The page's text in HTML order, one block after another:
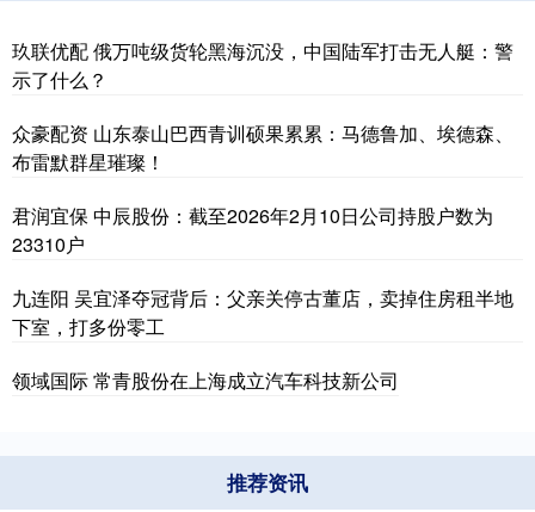
玖联优配 俄万吨级货轮黑海沉没，中国陆军打击无人艇：警
示了什么？
众豪配资 山东泰山巴西青训硕果累累：马德鲁加、埃德森、
布雷默群星璀璨！
君润宜保 中辰股份：截至2026年2月10日公司持股户数为
23310户
九连阳 吴宜泽夺冠背后：父亲关停古董店，卖掉住房租半地
下室，打多份零工
领域国际 常青股份在上海成立汽车科技新公司
推荐资讯